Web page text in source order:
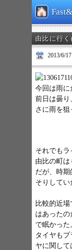
由比に行
2013/6/
今回は雨に
前日は曇り
さに雨を狙
それでもラ
由比の町
だが、時
そりしてい
比較的近
はあった
で眠かった
タイヤも
ヤに関して